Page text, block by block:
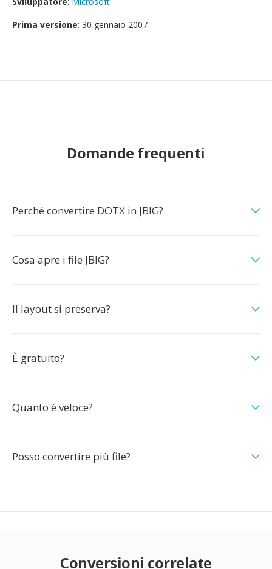
Prima versione: 30 gennaio 2007
Domande frequenti
Perché convertire DOTX in JBIG?
Cosa apre i file JBIG?
Il layout si preserva?
È gratuito?
Quanto è veloce?
Posso convertire più file?
Conversioni correlate